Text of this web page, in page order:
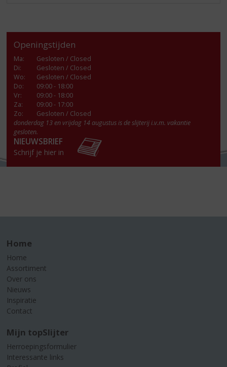
Openingstijden
Ma:
Gesloten / Closed
Di:
Gesloten / Closed
Wo:
Gesloten / Closed
Do:
09:00 - 18:00
Vr:
09:00 - 18:00
Za:
09:00 - 17:00
Zo:
Gesloten / Closed
donderdag 13 en vrijdag 14 augustus is de slijterij i.v.m. vakantie
gesloten.
NIEUWSBRIEF
Schrijf je hier in
Home
Home
Assortiment
Over ons
Nieuws
Inspiratie
Contact
Mijn topSlijter
Herroepingsformulier
Interessante links